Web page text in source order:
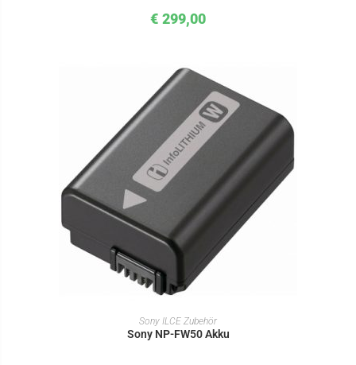
€ 299,00
IN DEN WARENKORB
Sony ILCE Zubehör
Sony NP-FW50 Akku